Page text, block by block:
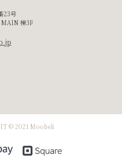
23号
棟3F
© 2021 Moobeli